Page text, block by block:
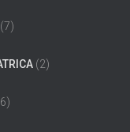
(7)
(2)